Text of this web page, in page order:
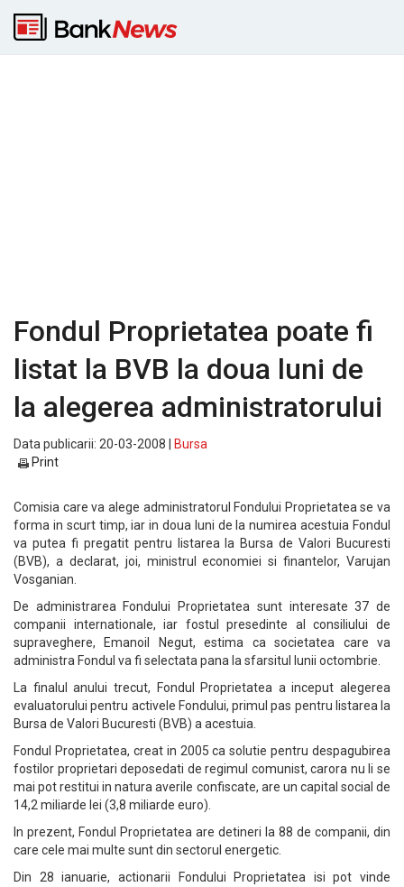
Fondul Proprietatea poate fi
listat la BVB la doua luni de
la alegerea administratorului
Data publicarii: 20-03-2008 |
Bursa
Print
Comisia care va alege administratorul Fondului Proprietatea se va
forma in scurt timp, iar in doua luni de la numirea acestuia Fondul
va putea fi pregatit pentru listarea la Bursa de Valori Bucuresti
(BVB), a declarat, joi, ministrul economiei si finantelor, Varujan
Vosganian.
De administrarea Fondului Proprietatea sunt interesate 37 de
companii internationale, iar fostul presedinte al consiliului de
supraveghere, Emanoil Negut, estima ca societatea care va
administra Fondul va fi selectata pana la sfarsitul lunii octombrie.
La finalul anului trecut, Fondul Proprietatea a inceput alegerea
evaluatorului pentru activele Fondului, primul pas pentru listarea la
Bursa de Valori Bucuresti (BVB) a acestuia.
Fondul Proprietatea, creat in 2005 ca solutie pentru despagubirea
fostilor proprietari deposedati de regimul comunist, carora nu li se
mai pot restitui in natura averile confiscate, are un capital social de
14,2 miliarde lei (3,8 miliarde euro).
In prezent, Fondul Proprietatea are detineri la 88 de companii, din
care cele mai multe sunt din sectorul energetic.
Din 28 ianuarie, actionarii Fondului Proprietatea isi pot vinde